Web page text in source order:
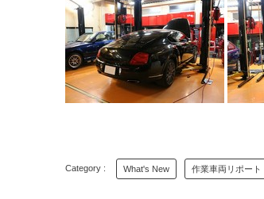
What's New 作業車両リポート